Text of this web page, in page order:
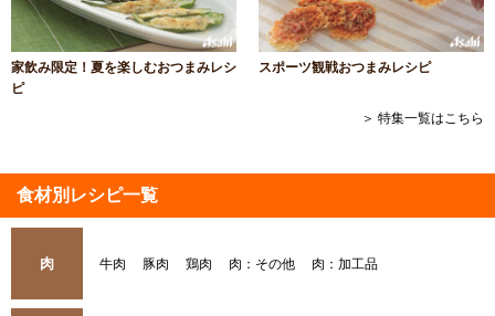
家飲み限定！夏を楽しむおつまみレシ
ピ
スポーツ観戦おつまみレシピ
＞ 特集一覧はこちら
食材別レシピ一覧
肉 牛肉 豚肉 鶏肉 肉：その他 肉：加工品